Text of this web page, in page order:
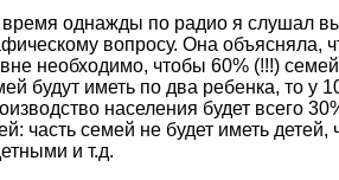
однажды по радио я слушал
вопросу. Она объясняла,
необходимо, чтобы 60% (!!!)
будут иметь по два ребенка, то у
населения будет всего
часть семей не будет иметь детей,
и т.д.